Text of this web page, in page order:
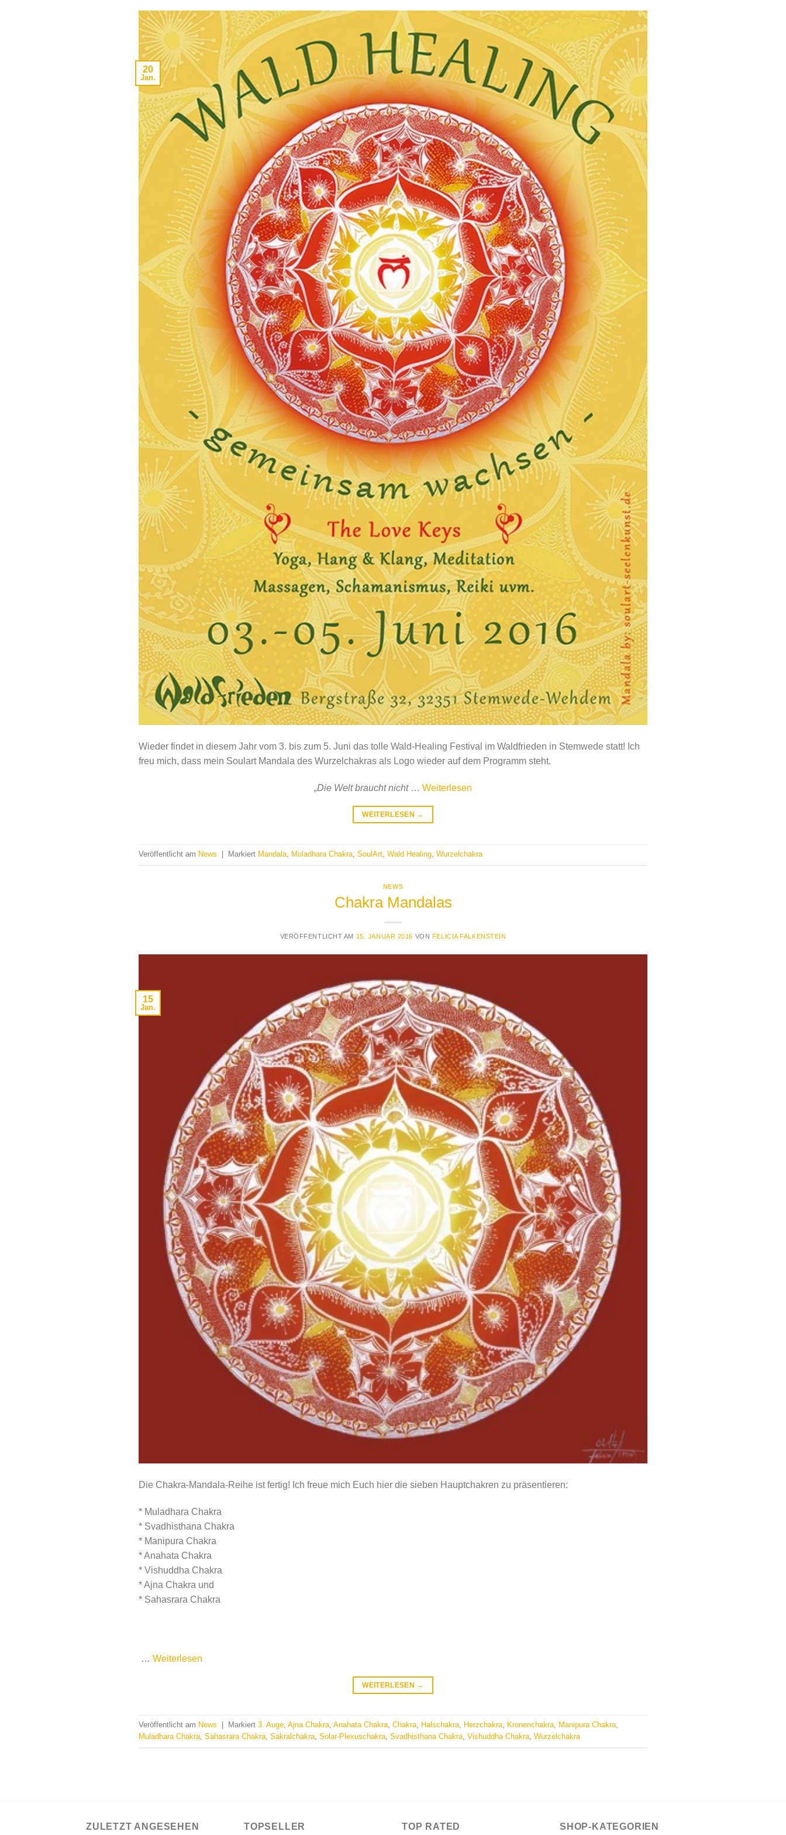
20
Jan.
Wieder findet in diesem Jahr vom 3. bis zum 5. Juni das tolle Wald-Healing Festival im Waldfrieden in Stemwede statt! Ich
freu mich, dass mein Soulart Mandala des Wurzelchakras als Logo wieder auf dem Programm steht.
„Die Welt braucht nicht … Weiterlesen
WEITERLESEN →
Veröffentlicht am News Markiert Mandala, Muladhara Chakra, SoulArt, Wald Healing, Wurzelchakra
NEWS
Chakra Mandalas
VERÖFFENTLICHT AM 15. JANUAR 2016 VON FELICIA FALKENSTEIN
15
Jan.
Die Chakra-Mandala-Reihe ist fertig! Ich freue mich Euch hier die sieben Hauptchakren zu präsentieren:
* Muladhara Chakra
* Svadhisthana Chakra
* Manipura Chakra
* Anahata Chakra
* Vishuddha Chakra
* Ajna Chakra und
* Sahasrara Chakra
… Weiterlesen
WEITERLESEN →
Veröffentlicht am News Markiert 3. Auge, Ajna Chakra, Anahata Chakra, Chakra, Halschakra, Herzchakra, Kronenchakra, Manipura Chakra,
Muladhara Chakra, Sahasrara Chakra, Sakralchakra, Solar-Plexuschakra, Svadhisthana Chakra, Vishuddha Chakra, Wurzelchakra
ZULETZT ANGESEHEN TOPSELLER TOP RATED SHOP-KATEGORIEN